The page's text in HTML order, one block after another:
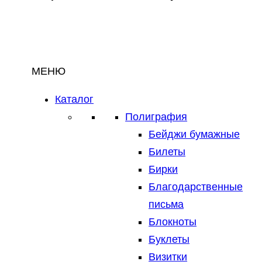
МЕНЮ
Каталог
Полиграфия
Бейджи бумажные
Билеты
Бирки
Благодарственные
письма
Блокноты
Буклеты
Визитки